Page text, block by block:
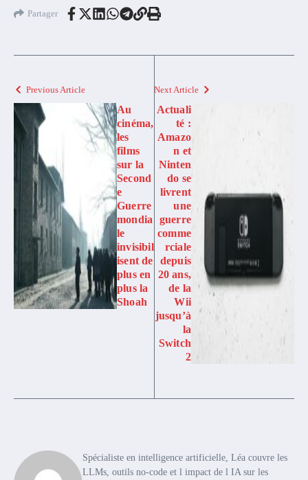
Partager
Previous Article
Au
cinéma,
les
films
sur la
Second
e
Guerre
mondia
le
invisibil
isent de
plus en
plus la
Shoah
Next Article
Actuali
té :
Amazo
n et
Ninten
do se
livrent
une
guerre
comme
rciale
depuis
20 ans,
de la
Wii
jusqu’à
la
Switch
2
Spécialiste en intelligence artificielle, Léa couvre les
LLMs, outils no-code et l impact de l IA sur les